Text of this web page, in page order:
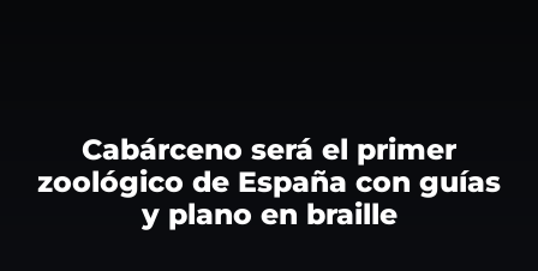
Cabárceno será el primer
zoológico de España con guías
y plano en braille